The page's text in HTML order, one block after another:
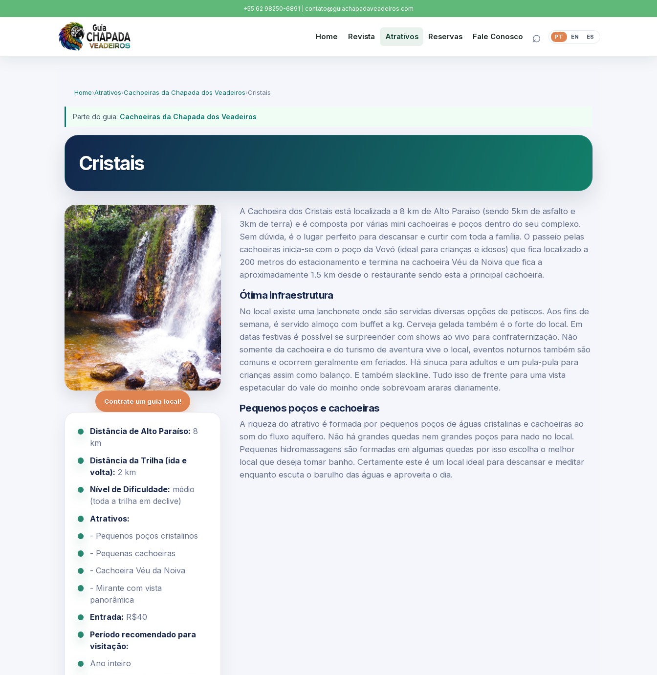
+55 62 98250-6891 | contato@guiachapadaveadeiros.com
Home Revista Atrativos Reservas Fale Conosco ⌕ PT EN ES
Home›Atrativos›Cachoeiras da Chapada dos Veadeiros›Cristais
Parte do guia: Cachoeiras da Chapada dos Veadeiros
Cristais
Contrate um guia local!
Distância de Alto Paraíso: 8
km
Distância da Trilha (ida e
volta): 2 km
Nível de Dificuldade: médio
(toda a trilha em declive)
Atrativos:
- Pequenos poços cristalinos
- Pequenas cachoeiras
- Cachoeira Véu da Noiva
- Mirante com vista
panorâmica
Entrada: R$40
Período recomendado para
visitação:
Ano inteiro
A Cachoeira dos Cristais está localizada a 8 km de Alto Paraíso (sendo 5km de asfalto e
3km de terra) e é composta por várias mini cachoeiras e poços dentro do seu complexo.
Sem dúvida, é o lugar perfeito para descansar e curtir com toda a família. O passeio pelas
cachoeiras inicia-se com o poço da Vovó (ideal para crianças e idosos) que fica localizado a
200 metros do estacionamento e termina na cachoeira Véu da Noiva que fica a
aproximadamente 1.5 km desde o restaurante sendo esta a principal cachoeira.
Ótima infraestrutura
No local existe uma lanchonete onde são servidas diversas opções de petiscos. Aos fins de
semana, é servido almoço com buffet a kg. Cerveja gelada também é o forte do local. Em
datas festivas é possível se surpreender com shows ao vivo para confraternização. Não
somente da cachoeira e do turismo de aventura vive o local, eventos noturnos também são
comuns e ocorrem geralmente em feriados. Há sinuca para adultos e um pula-pula para
crianças assim como balanço. E também slackline. Tudo isso de frente para uma vista
espetacular do vale do moinho onde sobrevoam araras diariamente.
Pequenos poços e cachoeiras
A riqueza do atrativo é formada por pequenos poços de águas cristalinas e cachoeiras ao
som do fluxo aquífero. Não há grandes quedas nem grandes poços para nado no local.
Pequenas hidromassagens são formadas em algumas quedas por isso escolha o melhor
local que deseja tomar banho. Certamente este é um local ideal para descansar e meditar
enquanto escuta o barulho das águas e aproveita o dia.